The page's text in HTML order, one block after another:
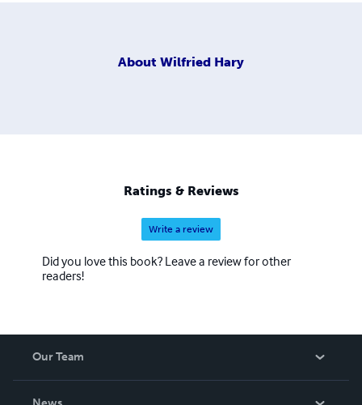
About Wilfried Hary
Ratings & Reviews
Write a review
Did you love this book? Leave a review for other
readers!
Our Team